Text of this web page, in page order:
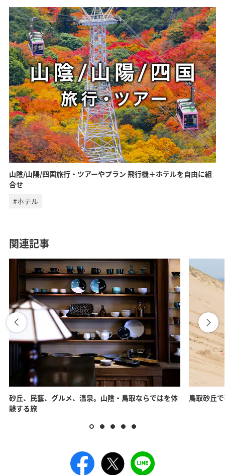
山陰/山陽/四国旅行・ツアーやプラン 飛行機＋ホテルを自由に組
合せ
#ホテル
関連記事
砂丘、民藝、グルメ、温泉。山陰・鳥取ならではを体
験する旅
鳥取砂丘